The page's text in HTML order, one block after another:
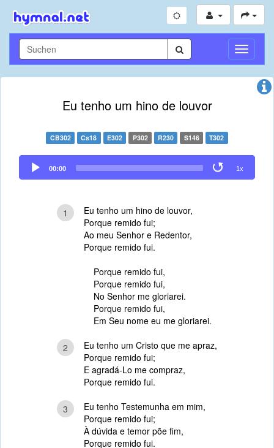
Eu tenho um hino de louvor
CB302 Cs18 E302 P302 R230 S146 T302
Audio
Player
00:00 1x
1
Eu tenho um hino de louvor,
Porque remido fui;
Ao meu Senhor e Redentor,
Porque remido fui.
Porque remido fui,
Porque remido fui,
No Senhor me gloriarei.
Porque remido fui,
Em Seu nome eu me gloriarei.
2
Eu tenho um Cristo que me apraz,
Porque remido fui;
E agradá-Lo me compraz,
Porque remido fui.
3
Eu tenho Testemunha em mim,
Porque remido fui;
À dúvida e temor põe fim,
Porque remido fui.